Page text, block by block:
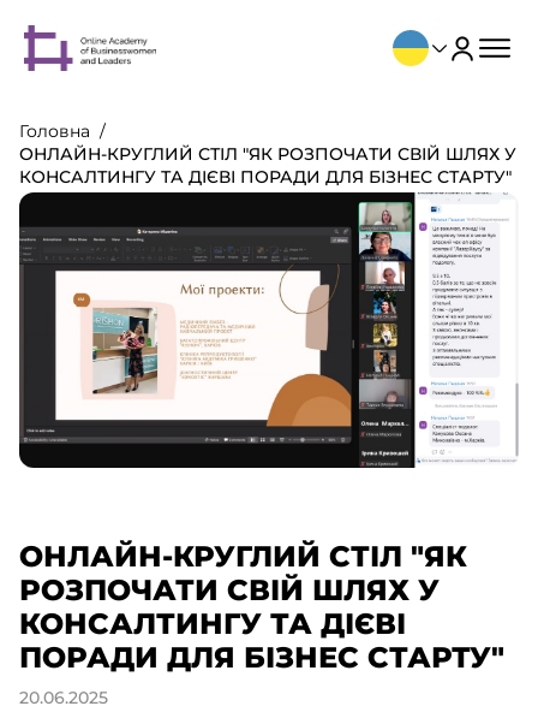
Головна
ОНЛАЙН-КРУГЛИЙ СТІЛ "ЯК РОЗПОЧАТИ СВІЙ ШЛЯХ У
КОНСАЛТИНГУ ТА ДІЄВІ ПОРАДИ ДЛЯ БІЗНЕС СТАРТУ"
ОНЛАЙН-КРУГЛИЙ СТІЛ "ЯК
РОЗПОЧАТИ СВІЙ ШЛЯХ У
КОНСАЛТИНГУ ТА ДІЄВІ
ПОРАДИ ДЛЯ БІЗНЕС СТАРТУ"
20.06.2025